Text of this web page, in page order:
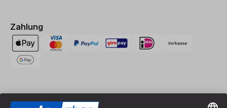
Zahlung
Versand